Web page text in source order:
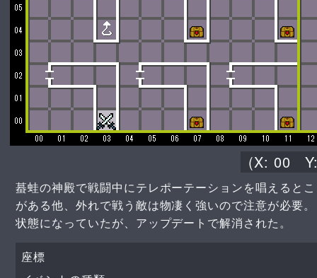
(X: 00
蟇蛙の神殿で戦闘中にテレポーテーションを唱えると
がある他、外れで戦う敵は物凄く強いので注意が必要
状態になっていたが、アップデートで解消された。
座標